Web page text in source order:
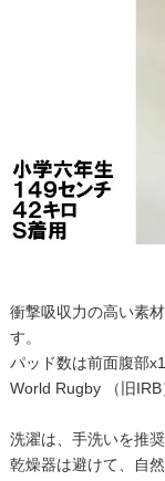
衝撃吸収力の高い素
す。
パッド数は前面腹部
World Rugby （旧IRB
洗濯は、手洗いを推奨
乾燥器は避けて、自